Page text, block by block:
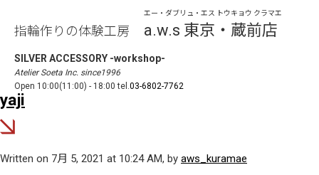
指輪作りの体験工房
エー・ダブリュ・エス トウキョウ クラマエ
a.w.s 東京・蔵前店
SILVER ACCESSORY -workshop-
Atelier Soeta Inc. since1996
Open 10:00(11:00) - 18:00 tel.03-6802-7762
yaji
Written on 7月 5, 2021 at 10:24 AM, by aws_kuramae